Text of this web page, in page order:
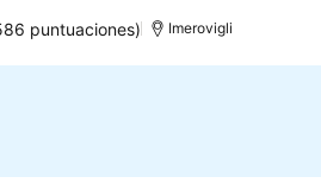
puntuaciones) Imerovigli